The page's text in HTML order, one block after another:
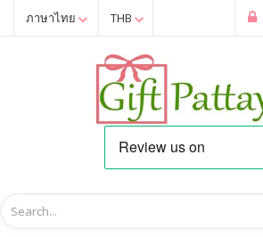
ภาษาไทย THB